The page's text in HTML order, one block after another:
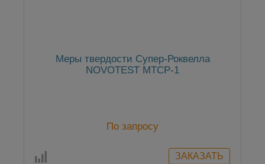
Меры твердости Супер-Роквелла
NOVOTEST МТСР-1
По запросу